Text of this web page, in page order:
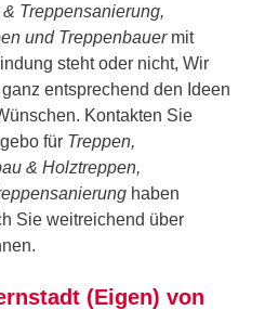
Treppensanierung,
und Treppenbauermit
steht oder nicht, Wir
entsprechend den Ideen
Kontakten Sie
für Treppen,
& Holztreppen,
haben
Sie weitreichend über
(Eigen) von